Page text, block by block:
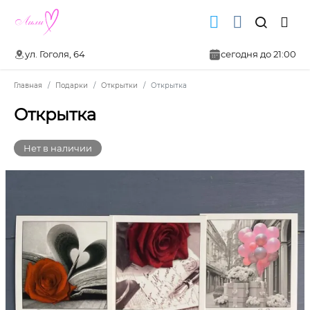
ул. Гоголя, 64 сегодня до 21:00
Главная Подарки Открытки Открытка
Открытка
Нет в наличии